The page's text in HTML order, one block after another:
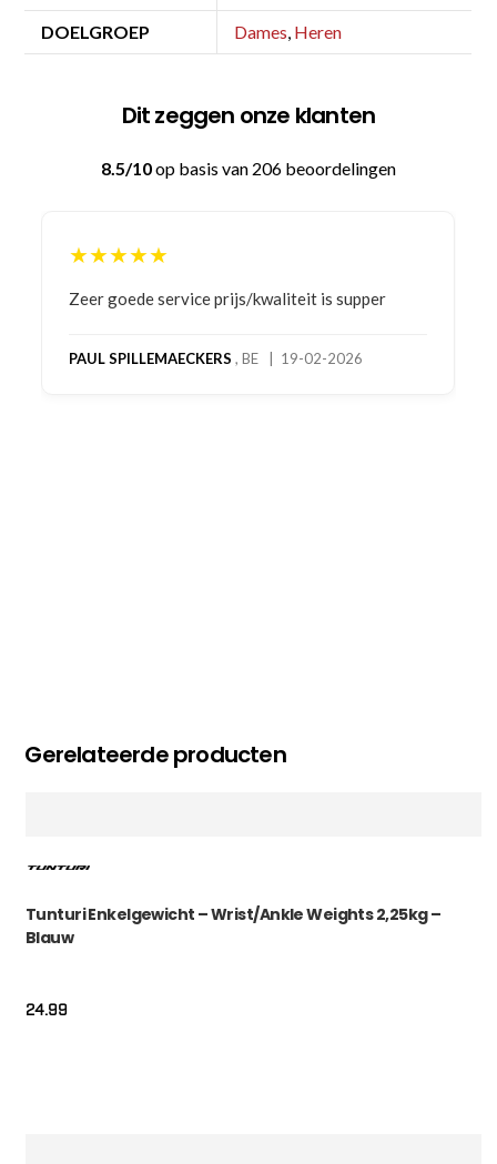
DOELGROEP Dames Heren
Dit zeggen onze klanten
8.5/10op basis van 206 beoordelingen
★★★★★
Bestelling gedaan vanwege goede prijzen en
bestelling al ontvangen met gifts, waardoor je
Gerelateerde producten
Tunturi Enkelgewicht – Wrist/Ankle Weights 2,25kg –
Blauw
24.99